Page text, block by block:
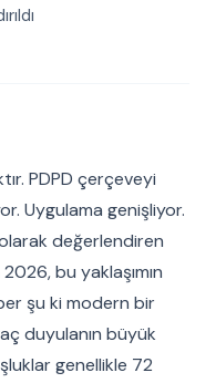
PDPD çerçeveyi
Uygulama genişliyor.
değerlendiren
bu yaklaşımın
şu ki modern bir
duyulanın büyük
genellikle 72